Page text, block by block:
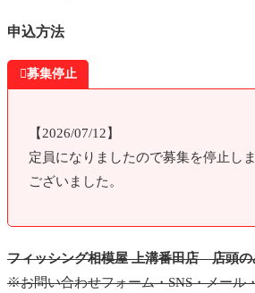
申込方法
募集停止
【2026/07/12】
定員になりましたので募集を停止し
ございました。
フィッシング相模屋 上溝番田店 店頭の
※お問い合わせフォーム・SNS・メール